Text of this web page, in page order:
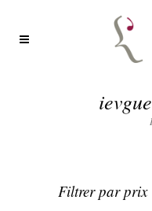
Filtrer par prix